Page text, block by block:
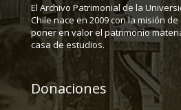
El Archivo Patrimonial de la
Chile nace en 2009 con la misión
poner en valor el patrimonio
casa de estudios.
Donaciones